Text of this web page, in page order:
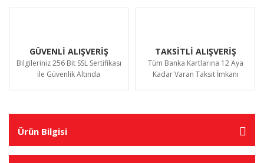
GÜVENLİ ALIŞVERİŞ
Bilgileriniz 256 Bit SSL Sertifikası
ile Güvenlik Altında
TAKSİTLİ ALIŞVERİŞ
Tüm Banka Kartlarına 12 Aya
Kadar Varan Taksit İmkanı
Ürün Bilgisi